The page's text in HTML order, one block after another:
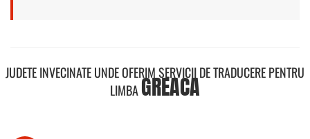
JUDETE INVECINATE UNDE OFERIM SERVICII DE TRADUCERE PENTRU
LIMBAGREACA